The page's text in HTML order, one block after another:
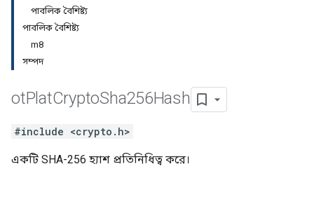
পাবলিক বৈশিষ্ট্য
পাবলিক বৈশিষ্ট্য
m8
সম্পদ
otPlatCryptoSha256Hash
#include <crypto.h>
একটি SHA-256 হ্যাশ প্রতিনিধিত্ব করে।